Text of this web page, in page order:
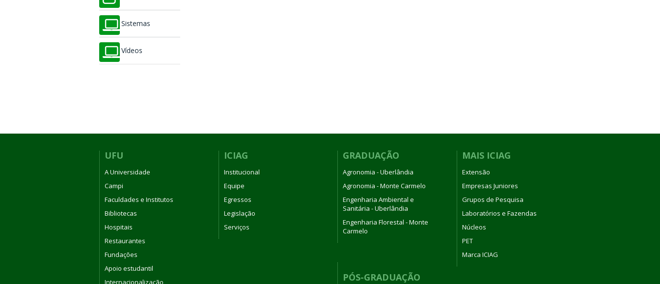
Sistemas
Vídeos
UFU
A Universidade
Campi
Faculdades e Institutos
Bibliotecas
Hospitais
Restaurantes
Fundações
Apoio estudantil
Internacionalização
ICIAG
Institucional
Equipe
Egressos
Legislação
Serviços
GRADUAÇÃO
Agronomia - Uberlândia
Agronomia - Monte Carmelo
Engenharia Ambiental e
Sanitária - Uberlândia
Engenharia Florestal - Monte
Carmelo
PÓS-GRADUAÇÃO
MAIS ICIAG
Extensão
Empresas Juniores
Grupos de Pesquisa
Laboratórios e Fazendas
Núcleos
PET
Marca ICIAG